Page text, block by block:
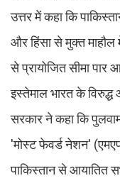
उत्तर में कहा कि
और हिंसा से मुक्त
से प्रायोजित सीमा
इस्तेमाल भारत के विरुद्ध
सरकार ने कहा कि
'मोस्ट फेवर्ड नेशन'
पाकिस्तान से आयातित